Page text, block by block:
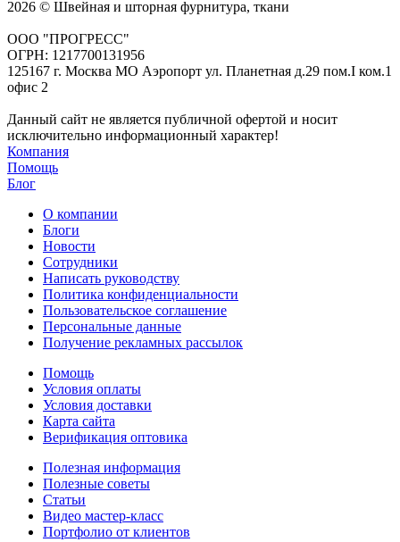
2026 © Швейная и шторная фурнитура, ткани
ООО "ПРОГРЕСС"
ОГРН: 1217700131956
125167 г. Москва МО Аэропорт ул. Планетная д.29 пом.I ком.1
офис 2
Данный сайт не является публичной офертой и носит
исключительно информационный характер!
Компания
Помощь
Блог
О компании
Блоги
Новости
Сотрудники
Написать руководству
Политика конфиденциальности
Пользовательское соглашение
Персональные данные
Получение рекламных рассылок
Помощь
Условия оплаты
Условия доставки
Карта сайта
Верификация оптовика
Полезная информация
Полезные советы
Статьи
Видео мастер-класс
Портфолио от клиентов